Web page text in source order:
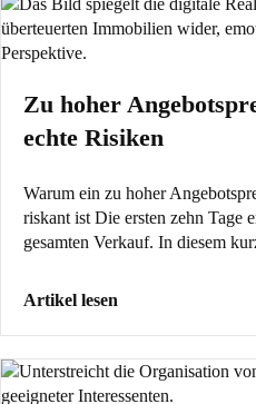
Zu hoher
echte Risiken
Warum ein zu hoher
riskant ist Die ersten zehn Tage
gesamten Verkauf. In diesem
Artikel lesen